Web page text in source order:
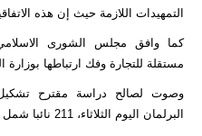
التمهيدات اللازمة حيث إن هذه
كما وافق مجلس الشورى
مستقلة للتجارة وفك ارتباطها بوزارة
وصوت لصالح دراسة مقترح
البرلمان اليوم الثلاثاء، 211 نائبا شمل 143 مؤيدا و58 مخالفا و5 ممتنعين.